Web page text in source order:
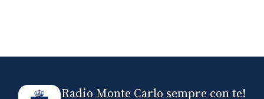
Radio Monte Carlo sempre con te!